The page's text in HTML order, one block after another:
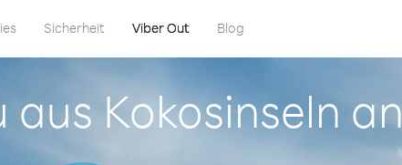
Sicherheit Viber Out Blog
Kokosinseln an